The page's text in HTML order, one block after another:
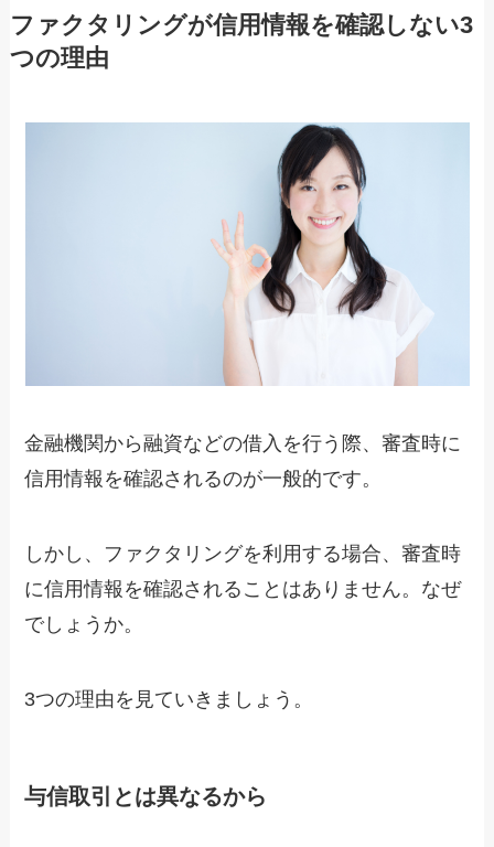
ファクタリングが信用情報を確認しない3
つの理由
金融機関から融資などの借入を行う際、審査時に
信用情報を確認されるのが一般的です。
しかし、ファクタリングを利用する場合、審査時
に信用情報を確認されることはありません。なぜ
でしょうか。
3つの理由を見ていきましょう。
与信取引とは異なるから